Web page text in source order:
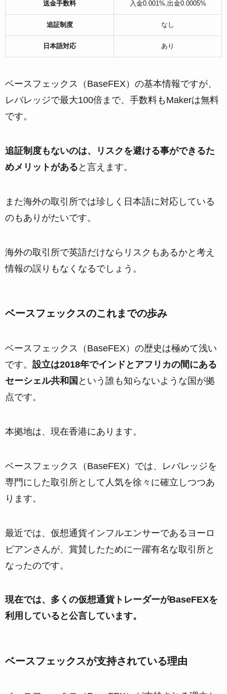
送金手数料 入金0.001%,出金0.0005%
追証制度 なし
日本語対応 あり
ベースフェックス（BaseFEX）の基本情報ですが、
レバレッジで最大100倍まで、手数料もMakerは無料
です。
追証制度もないのは、リスクを避ける事ができるた
めメリットがある と言えます。
また海外の取引所では珍しく日本語に対応している
のもありがたいです。
海外の取引所で英語だけならリスクもあるかと考え
情報の誤りもなくなるでしょう。
ベースフェックスのこれまでの歩み
ベースフェックス（BaseFEX）の歴史は極めて浅い
です。 設立は2018年でインドとアフリカの間にある
セーシェル共和国 という誰も知らないような国が拠
点です。
本拠地は、現在香港にあります。
ベースフェックス（BaseFEX）では、レバレッジを
専門にした取引所として人気を徐々に確立しつつあ
ります。
最近では、仮想通貨インフルエンサーであるヨーロ
ピアンさんが、賞賛したために一躍有名な取引所と
なったのです。
現在では、多くの仮想通貨トレーダーがBaseFEXを
利用していると公言しています。
ベースフェックスが支持されている理由